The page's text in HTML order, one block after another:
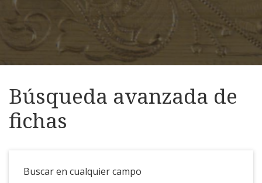
Búsqueda avanzada de
fichas
Buscar en cualquier campo